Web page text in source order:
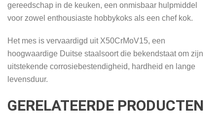
gereedschap in de keuken, een onmisbaar hulpmiddel
voor zowel enthousiaste hobbykoks als een chef kok.
Het mes is vervaardigd uit X50CrMoV15, een
hoogwaardige Duitse staalsoort die bekendstaat om zijn
uitstekende corrosiebestendigheid, hardheid en lange
levensduur.
GERELATEERDE PRODUCTEN